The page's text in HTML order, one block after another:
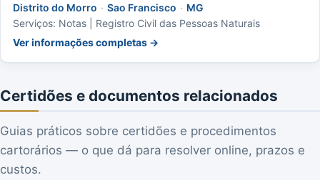
Distrito do Morro · Sao Francisco · MG
Serviços: Notas | Registro Civil das Pessoas Naturais
Ver informações completas →
Certidões e documentos relacionados
Guias práticos sobre certidões e procedimentos
cartorários — o que dá para resolver online, prazos e
custos.